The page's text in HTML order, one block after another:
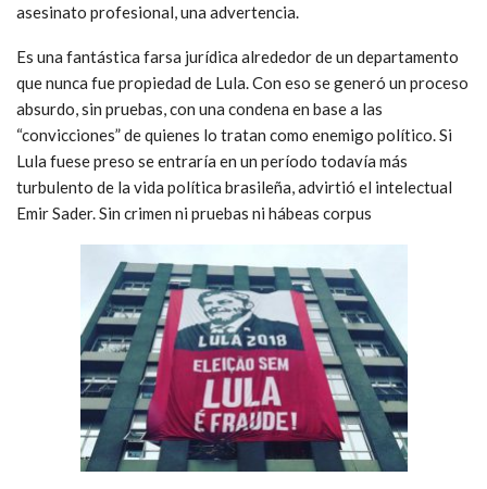
asesinato profesional, una advertencia.
Es una fantástica farsa jurídica alrededor de un departamento
que nunca fue propiedad de Lula. Con eso se generó un proceso
absurdo, sin pruebas, con una condena en base a las
“convicciones” de quienes lo tratan como enemigo político. Si
Lula fuese preso se entraría en un período todavía más
turbulento de la vida política brasileña, advirtió el intelectual
Emir Sader. Sin crimen ni pruebas ni hábeas corpus